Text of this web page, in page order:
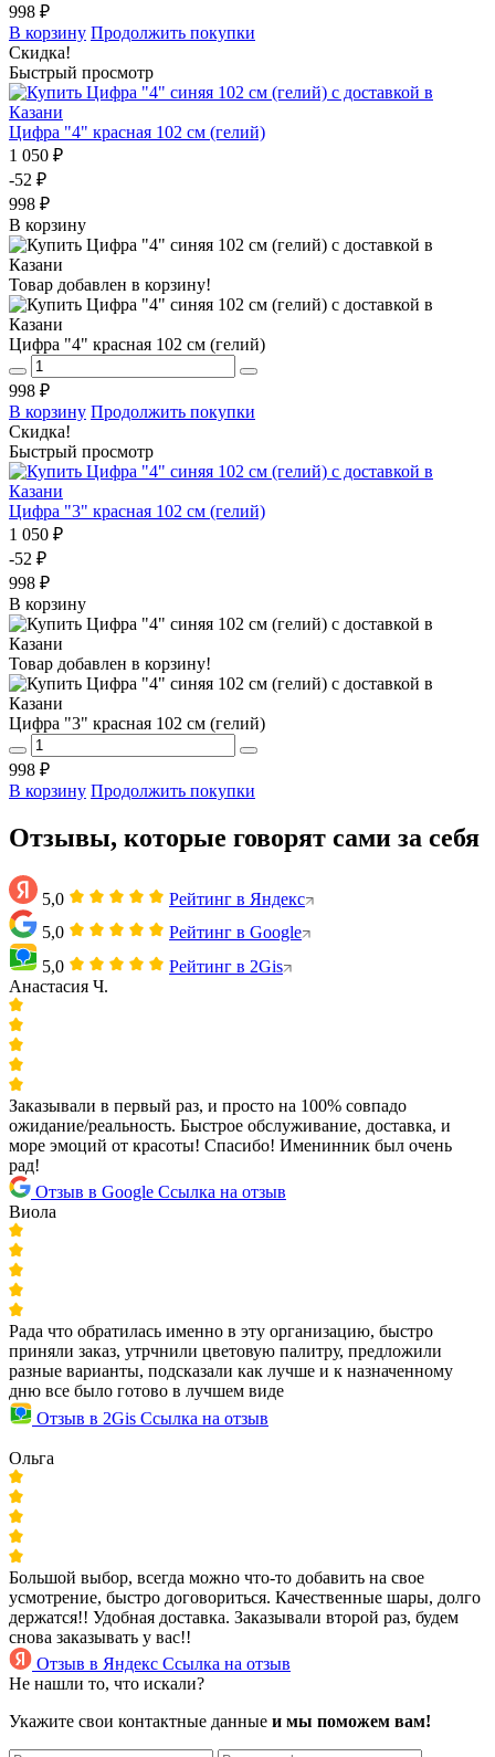
998 ₽
В корзину Продолжить покупки
Скидка!
Быстрый просмотр
Цифра "4" красная 102 см (гелий)
1 050 ₽
-52 ₽
998 ₽
В корзину
Товар добавлен в корзину!
Цифра "4" красная 102 см (гелий)
998 ₽
В корзину Продолжить покупки
Скидка!
Быстрый просмотр
Цифра "3" красная 102 см (гелий)
1 050 ₽
-52 ₽
998 ₽
В корзину
Товар добавлен в корзину!
Цифра "3" красная 102 см (гелий)
998 ₽
В корзину Продолжить покупки
Отзывы, которые говорят сами за себя
5,0
Рейтинг в Яндекс
5,0
Рейтинг в Google
5,0
Рейтинг в 2Gis
Анастасия Ч.
Заказывали в первый раз, и просто на 100% совпадо
ожидание/реальность. Быстрое обслуживание, доставка, и
море эмоций от красоты! Спасибо! Именинник был очень
рад!
Отзыв в Google Ссылка на отзыв
Виола
Рада что обратилась именно в эту организацию, быстро
приняли заказ, утрчнили цветовую палитру, предложили
разные варианты, подсказали как лучше и к назначенному
дню все было готово в лучшем виде
Отзыв в 2Gis Ссылка на отзыв
Ольга
Большой выбор, всегда можно что-то добавить на свое
усмотрение, быстро договориться. Качественные шары, долго
держатся!! Удобная доставка. Заказывали второй раз, будем
снова заказывать у вас!!
Отзыв в Яндекс Ссылка на отзыв
Не нашли то, что искали?
Укажите свои контактные данные и мы поможем вам!